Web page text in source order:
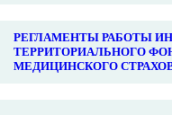
РЕГЛАМЕНТЫ РАБОТЫ
ТЕРРИТОРИАЛЬНОГО
МЕДИЦИНСКОГО